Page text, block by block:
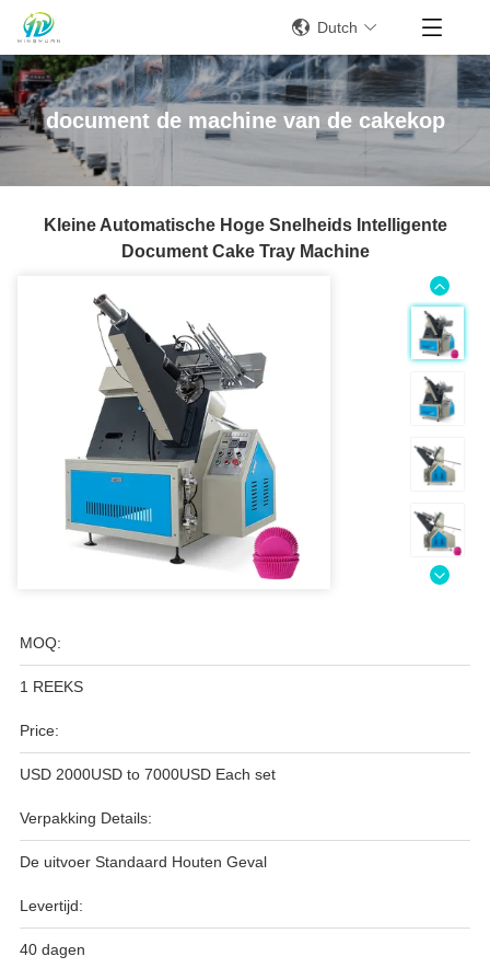
Dutch
document de machine van de cakekop
Kleine Automatische Hoge Snelheids Intelligente
Document Cake Tray Machine
MOQ:
1 REEKS
Price:
USD 2000USD to 7000USD Each set
Verpakking Details:
De uitvoer Standaard Houten Geval
Levertijd:
40 dagen